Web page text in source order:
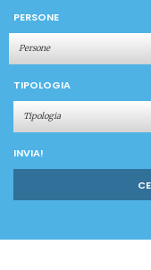
PERSONE
Persone
TIPOLOGIA
Tipologia
INVIA!